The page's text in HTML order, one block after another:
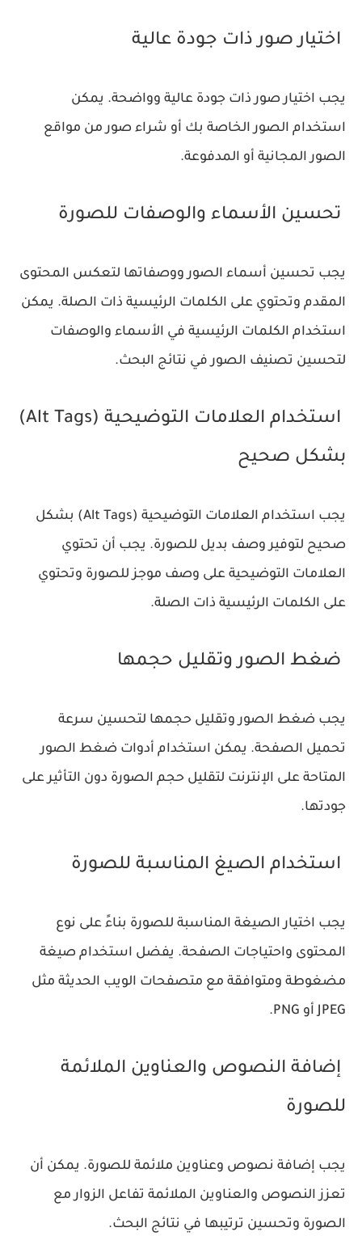
اختيار صور ذات جودة عالية
يجب اختيار صور ذات جودة عالية وواضحة. يمكن
استخدام الصور الخاصة بك أو شراء صور من مواقع
الصور المجانية أو المدفوعة.
تحسين الأسماء والوصفات للصورة
يجب تحسين أسماء الصور ووصفاتها لتعكس المحتوى
المقدم وتحتوي على الكلمات الرئيسية ذات الصلة. يمكن
استخدام الكلمات الرئيسية في الأسماء والوصفات
لتحسين تصنيف الصور في نتائج البحث.
استخدام العلامات التوضيحية (Alt Tags)
بشكل صحيح
يجب استخدام العلامات التوضيحية (Alt Tags) بشكل
صحيح لتوفير وصف بديل للصورة. يجب أن تحتوي
العلامات التوضيحية على وصف موجز للصورة وتحتوي
على الكلمات الرئيسية ذات الصلة.
ضغط الصور وتقليل حجمها
يجب ضغط الصور وتقليل حجمها لتحسين سرعة
تحميل الصفحة. يمكن استخدام أدوات ضغط الصور
المتاحة على الإنترنت لتقليل حجم الصورة دون التأثير على
جودتها.
استخدام الصيغ المناسبة للصورة
يجب اختيار الصيغة المناسبة للصورة بناءً على نوع
المحتوى واحتياجات الصفحة. يفضل استخدام صيغة
مضغوطة ومتوافقة مع متصفحات الويب الحديثة مثل
JPEG أو PNG.
إضافة النصوص والعناوين الملائمة
للصورة
يجب إضافة نصوص وعناوين ملائمة للصورة. يمكن أن
تعزز النصوص والعناوين الملائمة تفاعل الزوار مع
الصورة وتحسين ترتيبها في نتائج البحث.